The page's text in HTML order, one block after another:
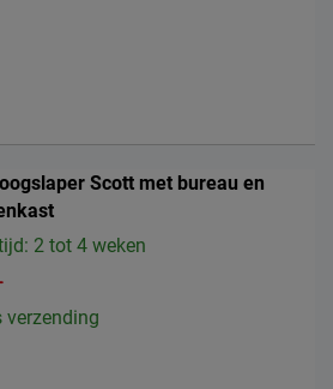
Scott met bureau en
2 tot 4 weken
verzending